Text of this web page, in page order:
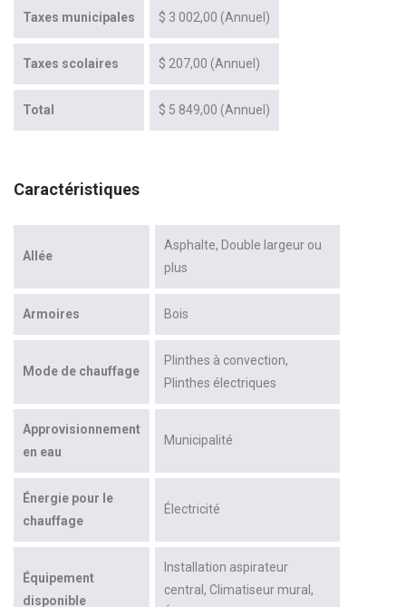
Taxes municipales $ 3 002,00 (Annuel)
Taxes scolaires $ 207,00 (Annuel)
Total $ 5 849,00 (Annuel)
Caractéristiques
Allée
Asphalte Double largeur ou
plus
Armoires Bois
Mode de chauffage
Plinthes à convection
Plinthes électriques
Approvisionnement
en eau
Municipalité
Énergie pour le
chauffage
Électricité
Équipement
disponible
Installation aspirateur
central Climatiseur mural